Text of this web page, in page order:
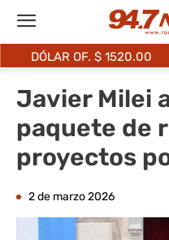
DÓLAR OF. $ 1520.00
Javier Milei
paquete de
proyectos
2 de marzo 2026